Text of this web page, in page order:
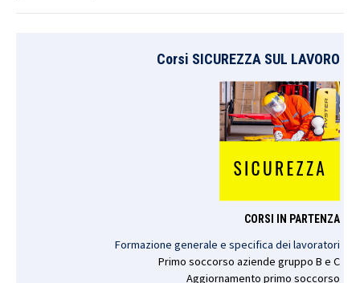
Corsi SICUREZZA SUL LAVORO
CORSI IN PARTENZA
Formazione generale e specifica dei lavoratori
Primo soccorso aziende gruppo B e C
Aggiornamento primo soccorso